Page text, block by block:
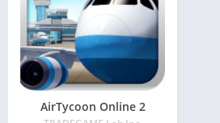
AirTycoon Online 2